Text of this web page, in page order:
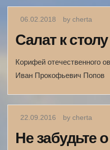
06.02.2018 by cherta
Салат к столу
Корифей отечественного
Иван Прокофьевич Попов
22.09.2016 by cherta
Не забудьте